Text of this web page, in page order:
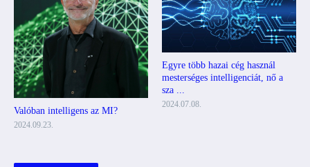
Valóban intelligens az MI?
2024.09.23.
Egyre több hazai cég használ
mesterséges intelligenciát, nő a
sza ...
2024.07.08.